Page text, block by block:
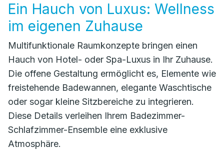
Ein Hauch von Luxus: Wellness
im eigenen Zuhause
Multifunktionale Raumkonzepte bringen einen
Hauch von Hotel- oder Spa-Luxus in Ihr Zuhause.
Die offene Gestaltung ermöglicht es, Elemente wie
freistehende Badewannen, elegante Waschtische
oder sogar kleine Sitzbereiche zu integrieren.
Diese Details verleihen Ihrem Badezimmer-
Schlafzimmer-Ensemble eine exklusive
Atmosphäre.